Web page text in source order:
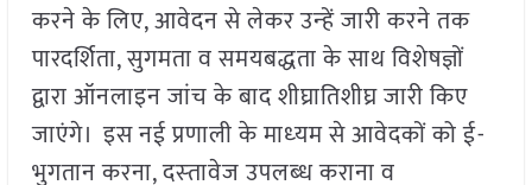
करने के लिए, आवेदन से लेकर उन्‍हें जारी करने तक
पारदर्शिता, सुगमता व समयबद्धता के साथ विशेषज्ञों
द्वारा ऑनलाइन जांच के बाद शीघ्रातिशीघ्र जारी किए
जाएंगे। इस नई प्रणाली के माध्‍यम से आवेदकों को ई-
भुगतान करना, दस्‍तावेज उपलब्‍ध कराना व